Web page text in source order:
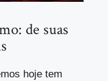
de suas
hoje tem